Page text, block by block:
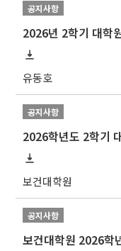
공지사항
유동호
공지사항
보건대학원
공지사항
보건대학원 2026학